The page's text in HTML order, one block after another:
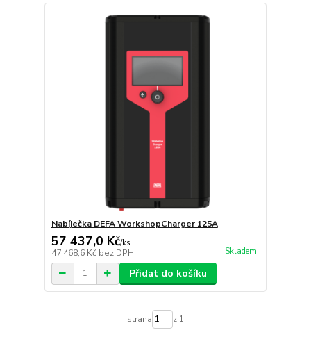
Nabíječka DEFA WorkshopCharger 125A
57 437,0 Kč/ks
47 468,6 Kč bez DPH Skladem
Přidat do košíku
strana z 1